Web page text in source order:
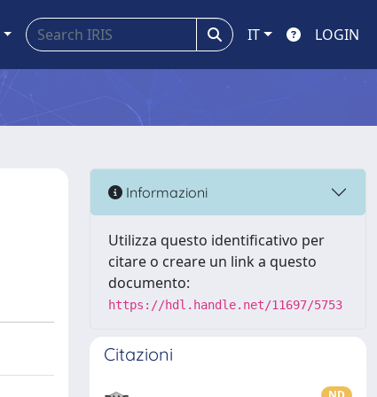
IT LOGIN
Informazioni
Utilizza questo identificativo per
citare o creare un link a questo
documento:
https://hdl.handle.net/11697/5753
Citazioni